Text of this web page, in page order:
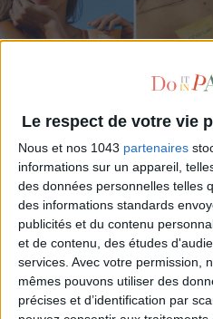
Le respect de votre vie
Nous et nos 1043 partenaires
informations sur un appareil,
des données personnelles telles
des informations standards
publicités et du contenu
et de contenu, des études
services. Avec votre permission,
mêmes pouvons utiliser des
précises et d’identification par
LES SPF 50 QUI